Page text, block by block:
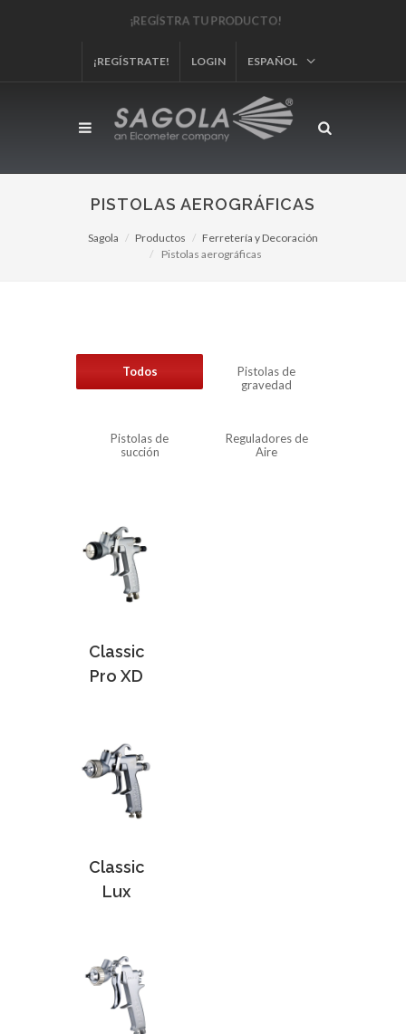
¡REGÍSTRA TU PRODUCTO!
¡REGÍSTRATE! LOGIN ESPAÑOL
PISTOLAS AEROGRÁFICAS
Sagola Productos
Ferretería y Decoración
Pistolas aerográficas
Todos
Pistolas de
gravedad
Pistolas de
succión
Reguladores de
Aire
Classic
Pro XD
Classic
Lux